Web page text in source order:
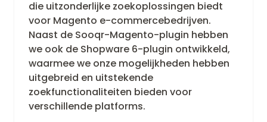
die uitzonderlijke zoekoplossingen biedt
voor Magento e-commercebedrijven.
Naast de Sooqr-Magento-plugin hebben
we ook de Shopware 6-plugin ontwikkeld,
waarmee we onze mogelijkheden hebben
uitgebreid en uitstekende
zoekfunctionaliteiten bieden voor
verschillende platforms.